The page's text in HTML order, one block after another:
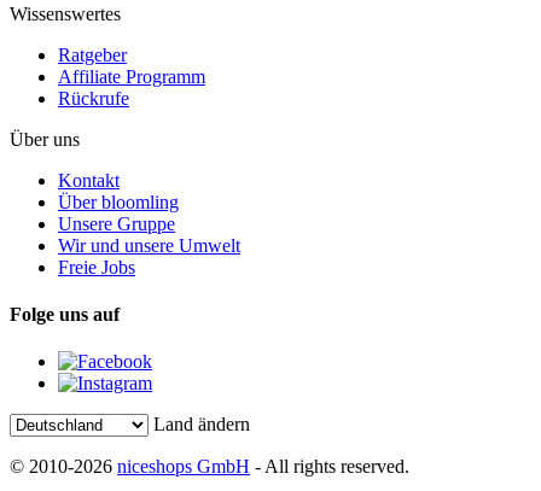
Wissenswertes
Ratgeber
Affiliate Programm
Rückrufe
Über uns
Kontakt
Über bloomling
Unsere Gruppe
Wir und unsere Umwelt
Freie Jobs
Folge uns auf
Land ändern
© 2010-2026 niceshops GmbH - All rights reserved.